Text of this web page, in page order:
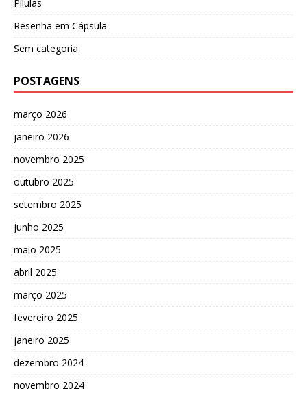
Pílulas
Resenha em Cápsula
Sem categoria
POSTAGENS
março 2026
janeiro 2026
novembro 2025
outubro 2025
setembro 2025
junho 2025
maio 2025
abril 2025
março 2025
fevereiro 2025
janeiro 2025
dezembro 2024
novembro 2024